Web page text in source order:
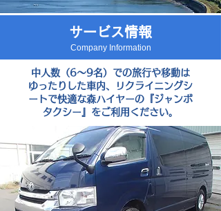
サービス情報
Company Information
中人数（6～9名）での旅行や移動は
ゆったりした車内、リクライニングシ
ートで快適な森ハイヤーの『ジャンボ
タクシー』をご利用ください。